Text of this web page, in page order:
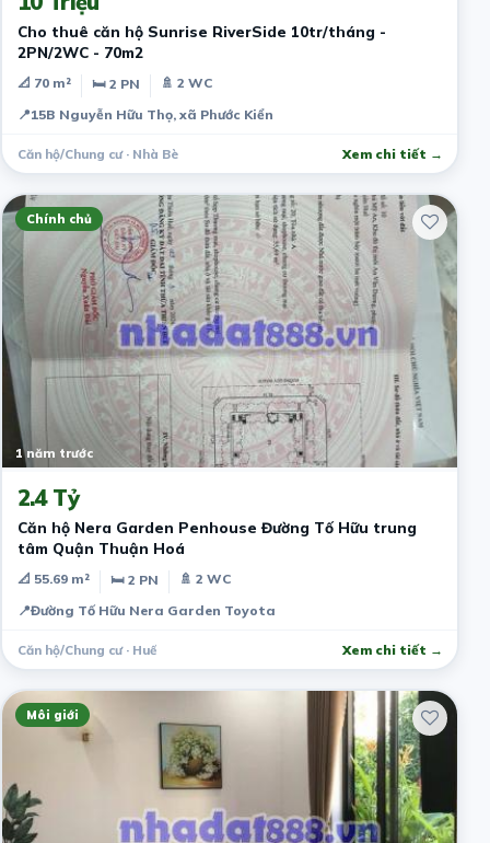
Cho thuê căn hộ Sunrise RiverSide 10tr/tháng -
2PN/2WC - 70m2
📐 70 m² 🛏 2 PN
🚿 2 WC
📍15B Nguyễn Hữu Thọ, xã Phước Kiển
Căn hộ/Chung cư · Nhà Bè Xem chi tiết →
Chính chủ
1 năm trước
2.4 Tỷ
Căn hộ Nera Garden Penhouse Đường Tố Hữu trung
tâm Quận Thuận Hoá
📐 55.69 m² 🛏 2 PN
🚿 2 WC
📍Đường Tố Hữu Nera Garden Toyota
Căn hộ/Chung cư · Huế Xem chi tiết →
Môi giới